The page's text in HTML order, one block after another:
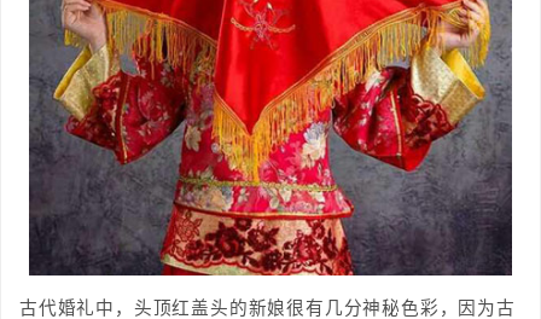
古代婚礼中，头顶红盖头的新娘很有几分神秘色彩，因为古